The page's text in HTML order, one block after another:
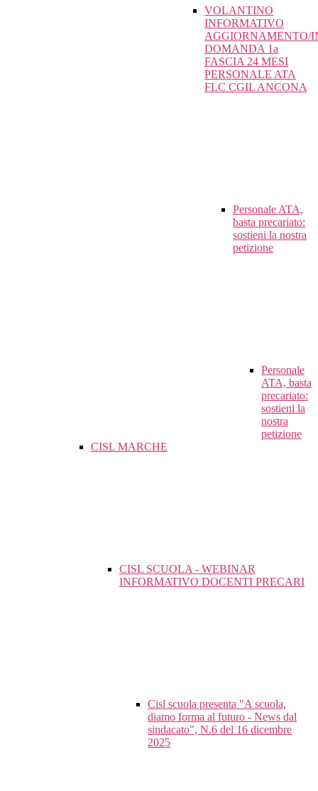
VOLANTINO
INFORMATIVO
AGGIORNAMENTO/
DOMANDA 1a
FASCIA 24 MESI
PERSONALE ATA
FLC CGIL ANCONA
Personale ATA,
basta precariato:
sostieni la nostra
petizione
Personale
ATA, basta
precariato:
sostieni la
nostra
petizione
CISL MARCHE
CISL SCUOLA - WEBINAR
INFORMATIVO DOCENTI PRECARI
Cisl scuola presenta "A scuola,
diamo forma al futuro - News dal
sindacato", N.6 del 16 dicembre
2025